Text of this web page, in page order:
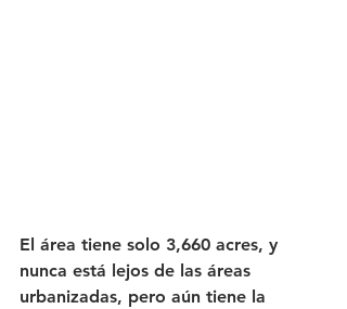
El área tiene solo 3,660 acres, y
nunca está lejos de las áreas
urbanizadas, pero aún tiene la